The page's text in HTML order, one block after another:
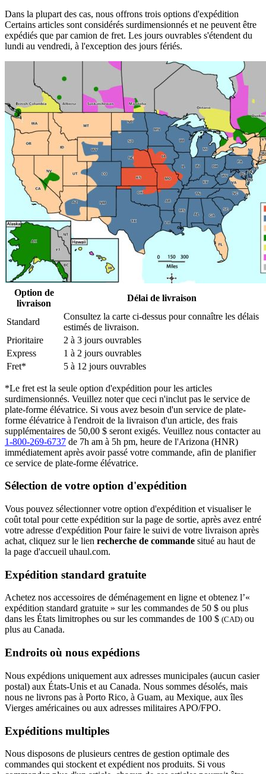
Dans la plupart des cas, nous offrons trois options d'expédition
Certains articles sont considérés surdimensionnés et ne peuvent être
expédiés que par camion de fret. Les jours ouvrables s'étendent du
lundi au vendredi, à l'exception des jours fériés.
Option de
livraison
Délai de livraison
Standard
Consultez la carte ci-dessus pour connaître les délais
estimés de livraison.
Prioritaire
2 à 3 jours ouvrables
Express
1 à 2 jours ouvrables
Fret*
5 à 12 jours ouvrables
*Le fret est la seule option d'expédition pour les articles
surdimensionnés. Veuillez noter que ceci n'inclut pas le service de
plate-forme élévatrice. Si vous avez besoin d'un service de plate-
forme élévatrice à l'endroit de la livraison d'un article, des frais
supplémentaires de 50,00 $ seront exigés. Veuillez nous contacter au
1-800-269-6737 de 7h am à 5h pm, heure de l'Arizona (HNR)
immédiatement après avoir passé votre commande, afin de planifier
ce service de plate-forme élévatrice.
Sélection de votre option d'expédition
Vous pouvez sélectionner votre option d'expédition et visualiser le
coût total pour cette expédition sur la page de sortie, après avez entré
votre adresse d'expédition Pour faire le suivi de votre livraison après
achat, cliquez sur le lien recherche de commande situé au haut de
la page d'accueil uhaul.com.
Expédition standard gratuite
Achetez nos accessoires de déménagement en ligne et obtenez l’«
expédition standard gratuite » sur les commandes de 50 $ ou plus
dans les États limitrophes ou sur les commandes de 100 $ (CAD) ou
plus au Canada.
Endroits où nous expédions
Nous expédions uniquement aux adresses municipales (aucun casier
postal) aux États-Unis et au Canada. Nous sommes désolés, mais
nous ne livrons pas à Porto Rico, à Guam, au Mexique, aux îles
Vierges américaines ou aux adresses militaires APO/FPO.
Expéditions multiples
Nous disposons de plusieurs centres de gestion optimale des
commandes qui stockent et expédient nos produits. Si vous